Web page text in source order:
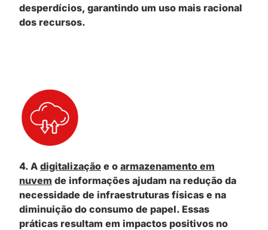
desperdícios, garantindo um uso mais racional
dos recursos.
4. A digitalização e o armazenamento em
nuvem de informações ajudam na redução da
necessidade de infraestruturas físicas e na
diminuição do consumo de papel. Essas
práticas resultam em impactos positivos no